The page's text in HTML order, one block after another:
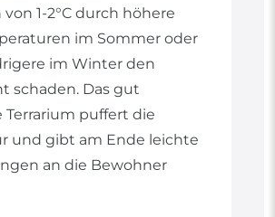
1-2°C durch höhere
im Sommer oder
im Winter den
schaden. Das gut
Terrarium puffert die
und gibt am Ende leichte
an die Bewohner